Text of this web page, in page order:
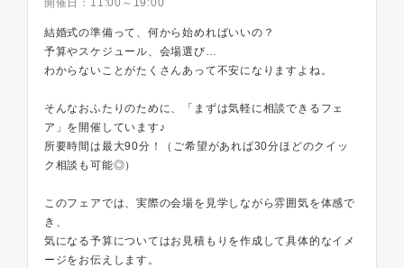
開催日： 11:00～19:00
結婚式の準備って、何から始めればいいの？
予算やスケジュール、会場選び…
わからないことがたくさんあって不安になりますよね。
そんなおふたりのために、「まずは気軽に相談できるフェ
ア」を開催しています♪
所要時間は最大90分！（ご希望があれば30分ほどのクイッ
ク相談も可能◎）
このフェアでは、実際の会場を見学しながら雰囲気を体感で
き、
気になる予算についてはお見積もりを作成して具体的なイメ
ージをお伝えします。